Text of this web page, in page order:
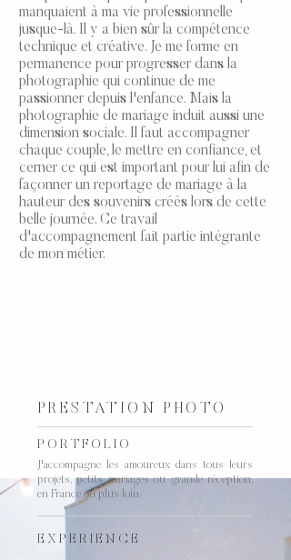
manquaient à ma vie professionnelle
jusque-là. Il y a bien sûr la compétence
technique et créative. Je me forme en
permanence pour progresser dans la
photographie qui continue de me
passionner depuis l'enfance. Mais la
photographie de mariage induit aussi une
dimension sociale. Il faut accompagner
chaque couple, le mettre en confiance, et
cerner ce qui est important pour lui afin de
façonner un reportage de mariage à la
hauteur des souvenirs créés lors de cette
belle journée. Ce travail
d'accompagnement fait partie intégrante
de mon métier.
PRESTATION PHOTO
PORTFOLIO
J'accompagne les amoureux dans tous leurs
projets, petits mariages ou grande réception,
en France ou plus loin.
EXPERIENCE